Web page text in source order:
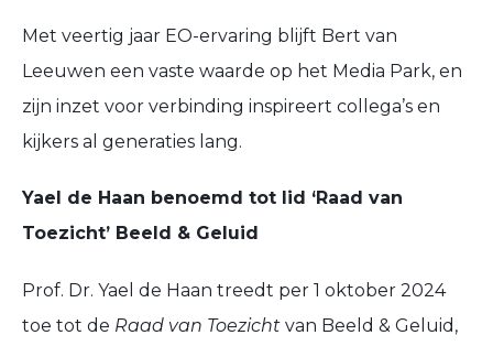
Met veertig jaar EO-ervaring blijft Bert van
Leeuwen een vaste waarde op het Media Park, en
zijn inzet voor verbinding inspireert collega’s en
kijkers al generaties lang.
Yael de Haan benoemd tot lid ‘Raad van
Toezicht’ Beeld & Geluid
Prof. Dr. Yael de Haan treedt per 1 oktober 2024
toe tot de Raad van Toezicht van Beeld & Geluid,